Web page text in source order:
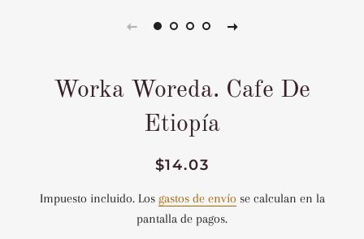
Worka Woreda. Cafe De
Etiopía
Precio
Precio
venta
$14.03
Impuesto incluido. Los gastos de envío se calculan en la
pantalla de pagos.